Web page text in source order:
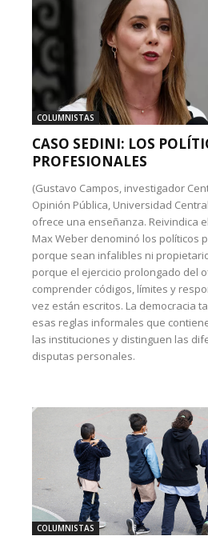
COLUMNISTAS
CASO SEDINI: LOS
PROFESIONALES
(Gustavo Campos, investigador
Opinión Pública, Universidad
ofrece una enseñanza. Reivindica
Max Weber denominó los políticos
porque sean infalibles ni
porque el ejercicio prolongado del
comprender códigos, límites y
vez están escritos. La democracia
esas reglas informales que
las instituciones y distinguen las
disputas personales.
COLUMNISTAS